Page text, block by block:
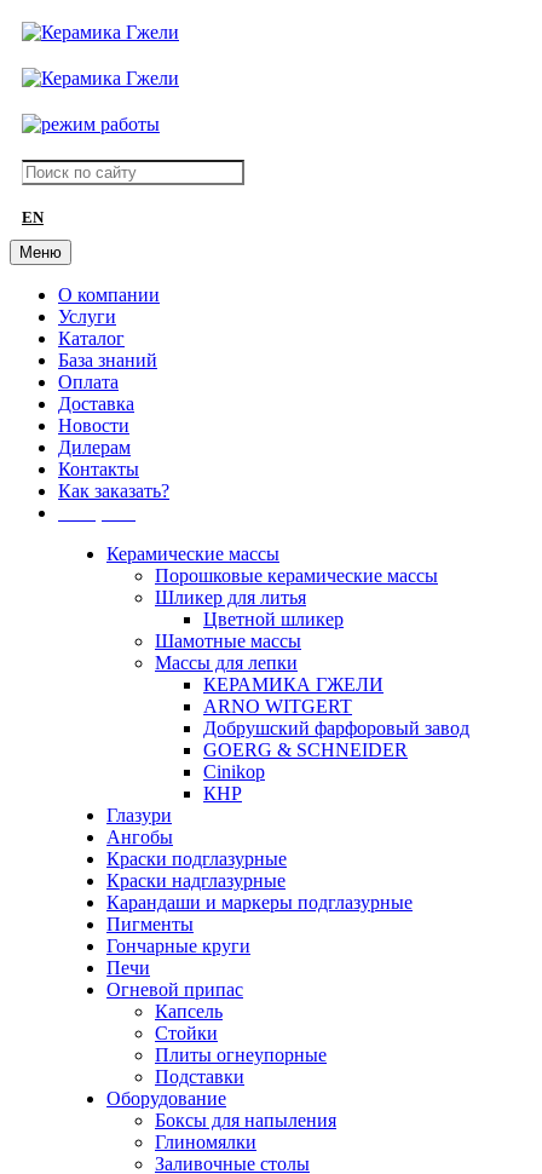
EN
Меню
О компании
Услуги
Каталог
База знаний
Оплата
Доставка
Новости
Дилерам
Контакты
Как заказать?
Керамические массы
Порошковые керамические массы
Шликер для литья
Цветной шликер
Шамотные массы
Массы для лепки
КЕРАМИКА ГЖЕЛИ
ARNO WITGERT
Добрушский фарфоровый завод
GOERG & SCHNEIDER
Cinikop
КНР
Глазури
Ангобы
Краски подглазурные
Краски надглазурные
Карандаши и маркеры подглазурные
Пигменты
Гончарные круги
Печи
Огневой припас
Капсель
Стойки
Плиты огнеупорные
Подставки
Оборудование
Боксы для напыления
Глиномялки
Заливочные столы